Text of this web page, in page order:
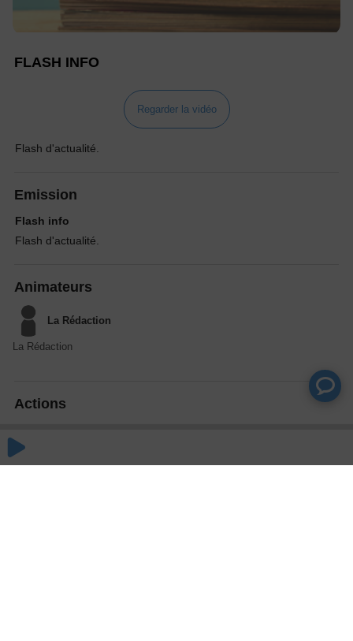
FLASH INFO
Regarder la vidéo
Flash d'actualité.
Emission
Flash info
Flash d'actualité.
Animateurs
La Rédaction
La Rédaction
Actions